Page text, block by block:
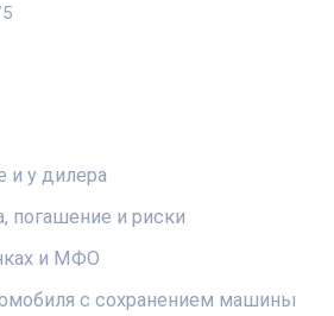
и у дилера
погашение и риски
и МФО
с сохранением машины